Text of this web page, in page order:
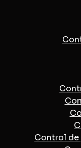
Control de